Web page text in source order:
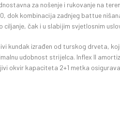
za nošenje i rukovanje na
dok kombinacija zadnjeg battue
čak i u slabijim svjetlosnim
kundak izrađen od turskog drveta,
udobnost strijelca. Inflex II
okvir kapaciteta 2+1 metka